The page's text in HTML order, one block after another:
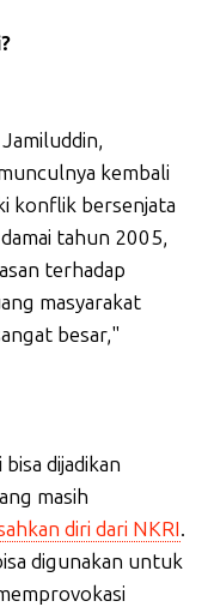
kembali
konflik bersenjata
tahun 2005,
terhadap
masyarakat
besar,"
dijadikan
masih
diri dari NKRI.
digunakan untuk